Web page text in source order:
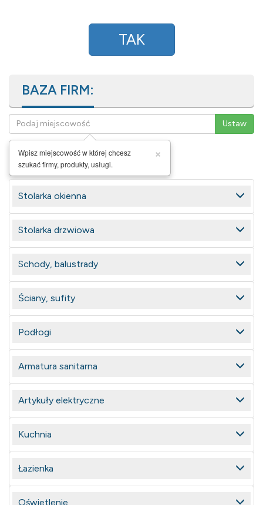
TAK
BAZA FIRM:
×
Wpisz miejscowość w której chcesz
szukać firmy, produkty, usługi.
Stolarka okienna
Stolarka drzwiowa
Schody, balustrady
Ściany, sufity
Podłogi
Armatura sanitarna
Artykuły elektryczne
Kuchnia
Łazienka
Oświetlenie